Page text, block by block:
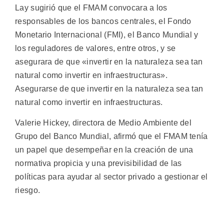
Lay sugirió que el FMAM convocara a los
responsables de los bancos centrales, el Fondo
Monetario Internacional (FMI), el Banco Mundial y
los reguladores de valores, entre otros, y se
asegurara de que «invertir en la naturaleza sea tan
natural como invertir en infraestructuras».
Asegurarse de que invertir en la naturaleza sea tan
natural como invertir en infraestructuras.
Valerie Hickey, directora de Medio Ambiente del
Grupo del Banco Mundial, afirmó que el FMAM tenía
un papel que desempeñar en la creación de una
normativa propicia y una previsibilidad de las
políticas para ayudar al sector privado a gestionar el
riesgo.